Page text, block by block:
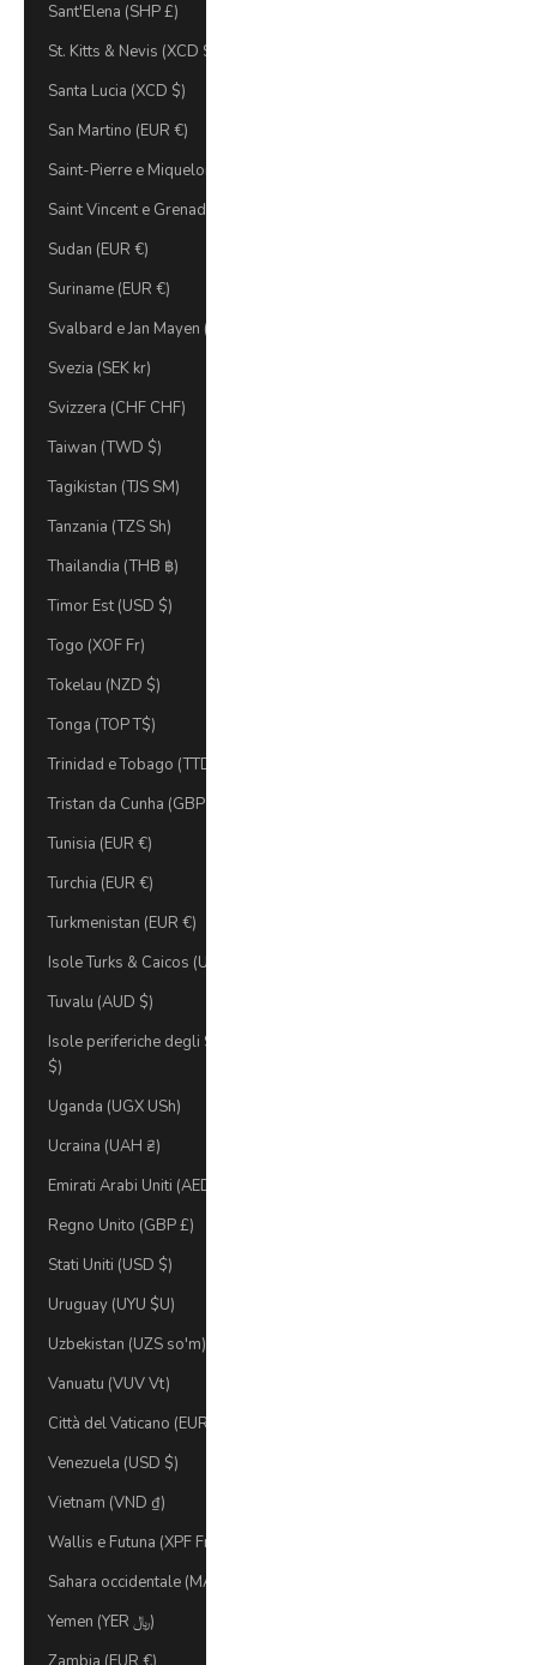
Sant'Elena (SHP £)
St. Kitts & Nevis (XCD $)
Santa Lucia (XCD $)
San Martino (EUR €)
Saint-Pierre e Miquelon (EUR €)
Saint Vincent e Grenadine (XCD $)
Sudan (EUR €)
Suriname (EUR €)
Svalbard e Jan Mayen (EUR €)
Svezia (SEK kr)
Svizzera (CHF CHF)
Taiwan (TWD $)
Tagikistan (TJS ЅМ)
Tanzania (TZS Sh)
Thailandia (THB ฿)
Timor Est (USD $)
Togo (XOF Fr)
Tokelau (NZD $)
Tonga (TOP T$)
Trinidad e Tobago (TTD $)
Tristan da Cunha (GBP £)
Tunisia (EUR €)
Turchia (EUR €)
Turkmenistan (EUR €)
Isole Turks & Caicos (USD)
Tuvalu (AUD $)
Isole periferiche degli Stati Uniti (USD
$)
Uganda (UGX USh)
Ucraina (UAH ₴)
Regno Unito (GBP £)
Stati Uniti (USD $)
Uruguay (UYU $U)
Uzbekistan (UZS so'm)
Vanuatu (VUV Vt)
Città del Vaticano (EUR €)
Venezuela (USD $)
Vietnam (VND ₫)
Wallis e Futuna (XPF Fr)
Yemen (YER ﷼)